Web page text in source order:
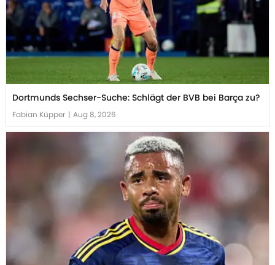
Dortmunds Sechser-Suche: Schlägt der BVB bei Barça zu?
Fabian Küpper | Aug 8, 2026